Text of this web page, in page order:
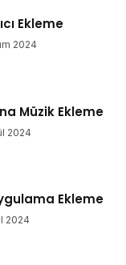
Ekleme
2024
Müzik Ekleme
2024
Ekleme
2024